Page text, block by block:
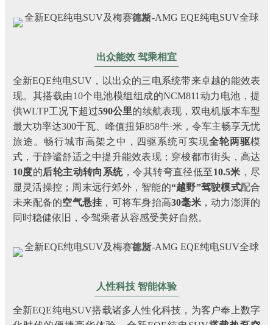
出众能效 驾乘相宜
全新EQE纯电SUV，以出众的三电系统带来卓越的能效表
现。其搭载由10个电池模组组成的NCM811动力电池，提
供WLTP工况下超过590公里的续航表现，双电机版本车型
最大功率达300千瓦、峰值扭矩858牛·米，令车主畅享无忧
旅途。畅行城市高架之中，四驱系统可实现全轮两驱模
式，于静谧舒适之中提升能效表现；穿梭都市街头，高达
10度的后轮主动转向系统，令其转弯直径低至10.5米 ，尽
显灵活操控；周末远行郊外，智能的“越野”驾驶模式配合
未来配备的空气悬挂 ，可将车身抬高30毫米，动力澎湃的
同时稳健依旧，令驾乘者从容感受美好自然。
人性科技 智能体验
全新EQE纯电SUV搭载诸多人性化科技，为客户奉上数字